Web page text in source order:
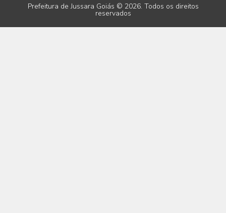
Prefeitura de Jussara Goiás © 2026. Todos os direitos
reservados